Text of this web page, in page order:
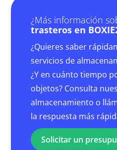
¿Más información
trasteros en
¿Quieres saber
servicios de
¿Y en cuánto tiempo
objetos? Consulta
almacenamiento o
la respuesta más
Solicitar un